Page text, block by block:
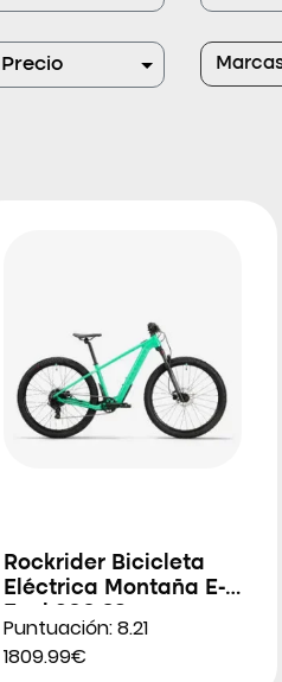
Precio
Rockrider Bicicleta
Eléctrica Montaña E-
Puntuación: 8.21
1809.99€